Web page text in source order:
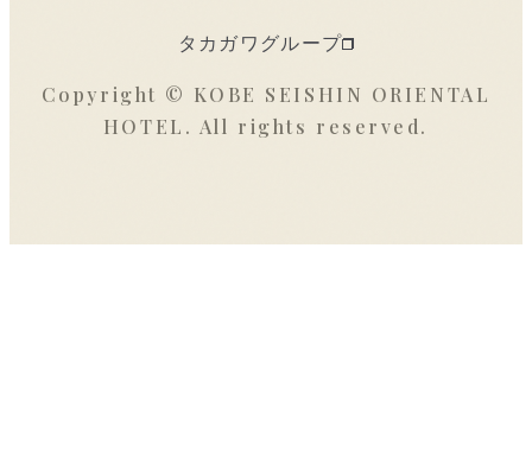
タカガワグループ
Copyright © KOBE SEISHIN ORIENTAL
HOTEL. All rights reserved.